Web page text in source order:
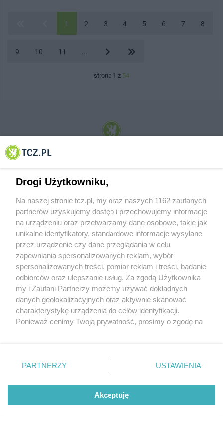
1 2 3 4 5 6 7 8
9 10 11
strona 1 z 54
© 2001-2026 Tczew - TCZ.PL Sp. z o.o. Internetowy Serwis Informacyjny Miasta
O FIRMIE POLITYKA PRYWATNOŚCI HOSTING
REKLAMA WSPÓŁPRACA RSS FACEBOOK KONTAKT
Nasze serwisy
Aktualności
Tcz24
Historia miasta
Muzyka i kultura
Archiwum wydarzeń
Zdjęcia miasta
Drogi Użytkowniku,
Na naszej stronie tcz.pl, my oraz naszych 1162 zaufanych
partnerów uzyskujemy dostęp i przechowujemy informacje
na urządzeniu oraz przetwarzamy dane osobowe, takie jak
unikalne identyfikatory, standardowe informacje wysyłane
przez urządzenie czy dane przeglądania w celu
zapewniania spersonalizowanych reklam, wybór
spersonalizowanych treści, pomiar reklam i treści, badanie
odbiorców oraz ulepszanie usług. Za zgodą Użytkownika
my i Zaufani Partnerzy możemy używać dokładnych
danych geolokalizacyjnych oraz aktywnie skanować
charakterystykę urządzenia do celów identyfikacji.
Ponieważ cenimy Twoją prywatność, prosimy o zgodę na
znajdujący się w lewym dolnym rogu strony
. Niektóre
przetwarzaniu. Preferencje będą miały zastosowania tylko
PARTNERZY USTAWIENIA
Akceptuję